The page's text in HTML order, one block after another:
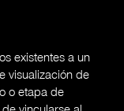
existentes a un
visualización de
o etapa de